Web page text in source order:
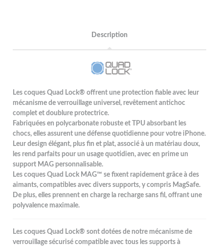
Description
Les coques Quad Lock® offrent une protection fiable avec leur
mécanisme de verrouillage universel, revêtement antichoc
complet et doublure protectrice.
Fabriquées en polycarbonate robuste et TPU absorbant les
chocs, elles assurent une défense quotidienne pour votre iPhone.
Leur design élégant, plus fin et plat, associé à un matériau doux,
les rend parfaits pour un usage quotidien, avec en prime un
support MAG personnalisable.
Les coques Quad Lock MAG™ se fixent rapidement grâce à des
aimants, compatibles avec divers supports, y compris MagSafe.
De plus, elles prennent en charge la recharge sans fil, offrant une
polyvalence maximale.
Les coques Quad Lock® sont dotées de notre mécanisme de
verrouillage sécurisé compatible avec tous les supports à